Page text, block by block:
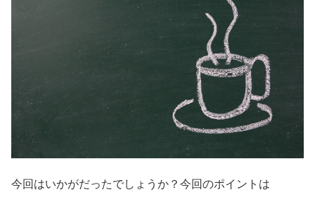
今回はいかがだったでしょうか？今回のポイントは